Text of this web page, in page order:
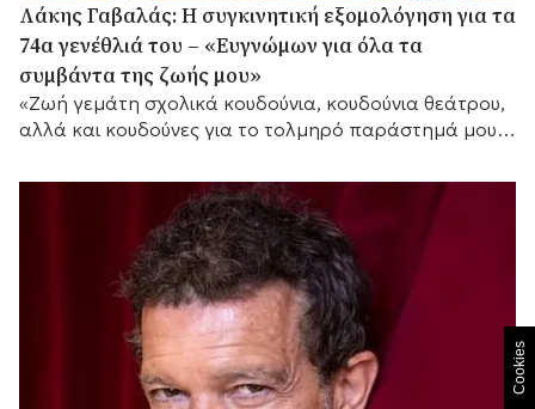
Λάκης Γαβαλάς: Η συγκινητική εξομολόγηση για τα
74α γενέθλιά του – «Ευγνώμων για όλα τα
συμβάντα της ζωής μου»
«Ζωή γεμάτη σχολικά κουδούνια, κουδούνια θεάτρου,
αλλά και κουδούνες για το τολμηρό παράστημά μου»,
Cookies